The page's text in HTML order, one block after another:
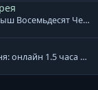
[ReFresh] Восемьдесят Четвертый Розыгрыш Восемьдесят Четвертый розыгрыш произойдет 10.08.2026, среди всех участников будет разыграно: 3000 Очков Кампаний или [Кристалл Восстановления] 2000 Ивентовых Очков или [Кристалл Восстановления] 2000 Ивентовых Очков или [Кристалл Восстановления] ДДД бижутерия на выбор или [Кристалл Восстановления] ДДД бижутерия на выбор или [Кристалл Восстановления] ДДД бижутерия на выбор или [Кристалл Восстановления] [Тип-С] Хрупкий Мод.Невежества [4-6] или [Кристалл Восстановления] [Тип-С] Хрупкий Мод.Невежества [4-6] или [Кристалл Восстановления] [Тип-С] Хрупкий Мод.Невежества [4-6] или [Кристалл Восстановления] Cash Валюта 1250 GP Cash Валюта 1000 GP Cash Валюта 750 GP Дополнение к лотерее: + Ограничений по количеству билетов для аккаунта и/или персонажа - НЕТ. Все билеты участвуют в розыгрыше. + Перенос на другой аккаунт не осуществляется! + Выигранный приз НЕОБХОДИМО забрать в течение 7 дней. И помните, чем больше билетов, тем БОЛЬШЕ ШАНСОВ НА ПОБЕДУ!
здравствуйте, хочу вступить в клан от меня: онлайн 1.5 часа на пб от вас: лампа атаки